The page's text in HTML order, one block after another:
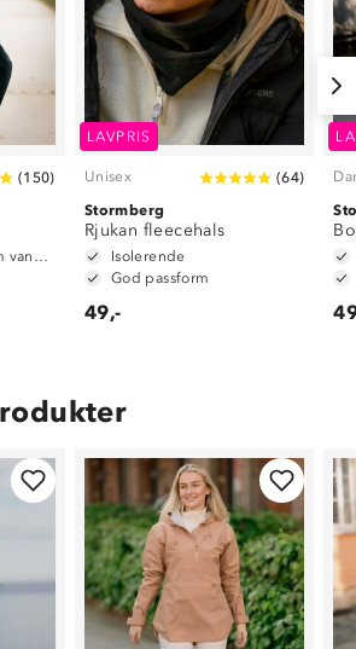
(150)
LAVPRIS
Unisex (64)
Stormberg
Rjukan fleecehals
Isolerende
God passform
49,-